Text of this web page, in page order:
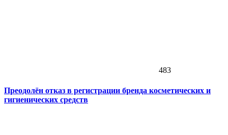
483
Преодолён отказ в регистрации бренда косметических и
гигиенических средств